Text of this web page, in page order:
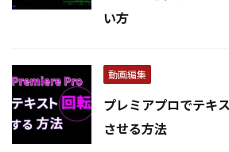
い方
動画編集
プレミアプロでテキ
させる方法